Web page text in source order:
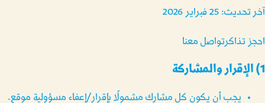
آخر تحديث: 25 فبراير 2026
احجز تذاكرتواصل معنا
1) الإقرار والمشاركة
يجب أن يكون كل مشارك مشمولًا بإقرار/إعفاء مسؤولية موقع.